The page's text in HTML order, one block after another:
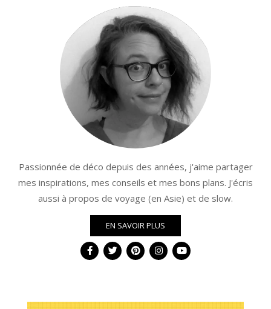
Passionnée de déco depuis des années, j'aime partager
mes inspirations, mes conseils et mes bons plans. J'écris
aussi à propos de voyage (en Asie) et de slow.
EN SAVOIR PLUS